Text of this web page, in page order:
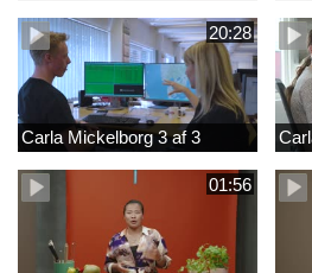
20:28
Carla Mickelborg 3 af 3
01:56